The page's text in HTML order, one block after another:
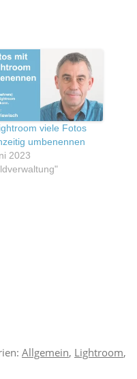
viele Fotos
umbenennen
2023
Allgemein, Lightroom,